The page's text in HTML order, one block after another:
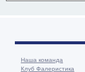
Наша команда
Клуб Фалеристика